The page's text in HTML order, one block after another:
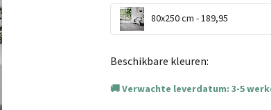
80x250 cm - 189,95
Beschikbare kleuren:
Verwachte leverdatum: 3-5